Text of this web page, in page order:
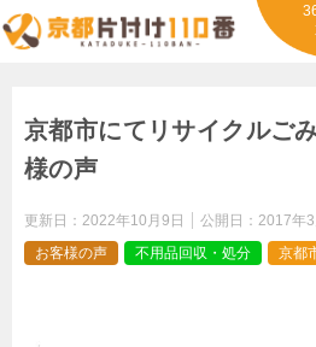
京都市にてリサイクルご
様の声
更新日： 2022年10月9日 公開日： 2017年3
お客様の声
不用品回収・処分 京都